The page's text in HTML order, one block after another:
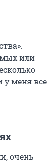
или
у меня все
очень